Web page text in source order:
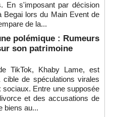
En s'imposant par décision
Begai lors du Main Event de
de la...
polémique : Rumeurs
son patrimoine
TikTok, Khaby Lame, est
cible de spéculations virales
sociaux. Entre une supposée
et des accusations de
biens au...